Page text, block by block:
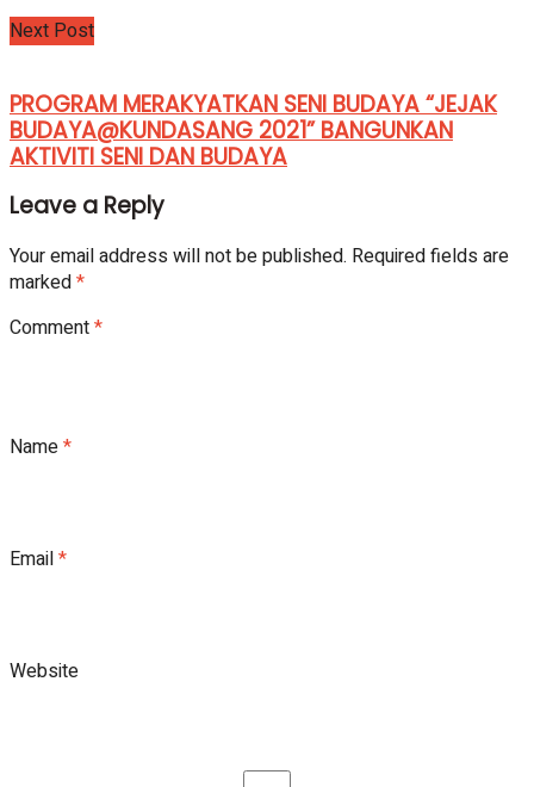
Next Post
PROGRAM MERAKYATKAN SENI BUDAYA “JEJAK
BUDAYA@KUNDASANG 2021” BANGUNKAN
AKTIVITI SENI DAN BUDAYA
Leave a Reply
Your email address will not be published. Required fields are
marked*
Comment*
Name*
Email*
Website